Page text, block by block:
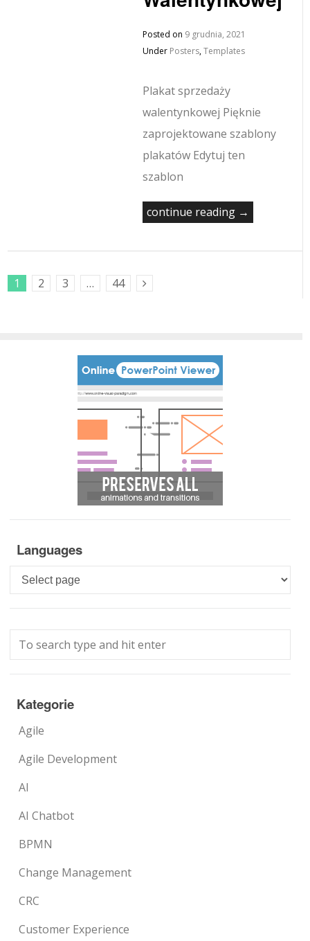
Posted on 9 grudnia, 2021
Under Posters,Templates
Plakat sprzedaży
walentynkowej Pięknie
zaprojektowane szablony
plakatów Edytuj ten
szablon
continue reading →
1 2 3 …
44
Languages
Languages
Kategorie
Agile
Agile Development
AI
AI Chatbot
BPMN
Change Management
CRC
Customer Experience